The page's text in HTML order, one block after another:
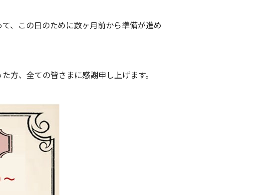
、この日のために数ヶ月前から準備が進め
方、全ての皆さまに感謝申し上げます。